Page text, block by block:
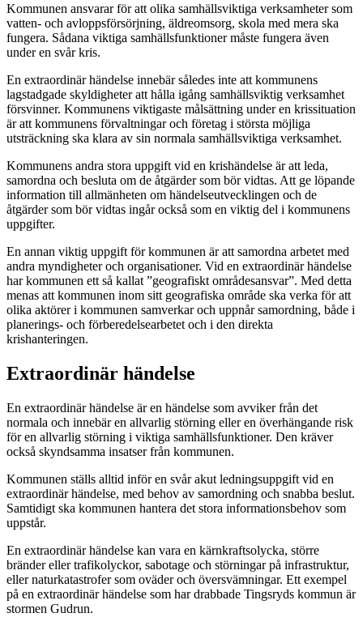
Kommunen ansvarar för att olika samhällsviktiga verksamheter som
vatten- och avloppsförsörjning, äldreomsorg, skola med mera ska
fungera. Sådana viktiga samhällsfunktioner måste fungera även
under en svår kris.
En extraordinär händelse innebär således inte att kommunens
lagstadgade skyldigheter att hålla igång samhällsviktig verksamhet
försvinner. Kommunens viktigaste målsättning under en krissituation
är att kommunens förvaltningar och företag i största möjliga
utsträckning ska klara av sin normala samhällsviktiga verksamhet.
Kommunens andra stora uppgift vid en krishändelse är att leda,
samordna och besluta om de åtgärder som bör vidtas. Att ge löpande
information till allmänheten om händelseutvecklingen och de
åtgärder som bör vidtas ingår också som en viktig del i kommunens
uppgifter.
En annan viktig uppgift för kommunen är att samordna arbetet med
andra myndigheter och organisationer. Vid en extraordinär händelse
har kommunen ett så kallat ”geografiskt områdesansvar”. Med detta
menas att kommunen inom sitt geografiska område ska verka för att
olika aktörer i kommunen samverkar och uppnår samordning, både i
planerings- och förberedelsearbetet och i den direkta
krishanteringen.
Extraordinär händelse
En extraordinär händelse är en händelse som avviker från det
normala och innebär en allvarlig störning eller en överhängande risk
för en allvarlig störning i viktiga samhällsfunktioner. Den kräver
också skyndsamma insatser från kommunen.
Kommunen ställs alltid inför en svår akut ledningsuppgift vid en
extraordinär händelse, med behov av samordning och snabba beslut.
Samtidigt ska kommunen hantera det stora informationsbehov som
uppstår.
En extraordinär händelse kan vara en kärnkraftsolycka, större
bränder eller trafikolyckor, sabotage och störningar på infrastruktur,
eller naturkatastrofer som oväder och översvämningar. Ett exempel
på en extraordinär händelse som har drabbade Tingsryds kommun är
stormen Gudrun.